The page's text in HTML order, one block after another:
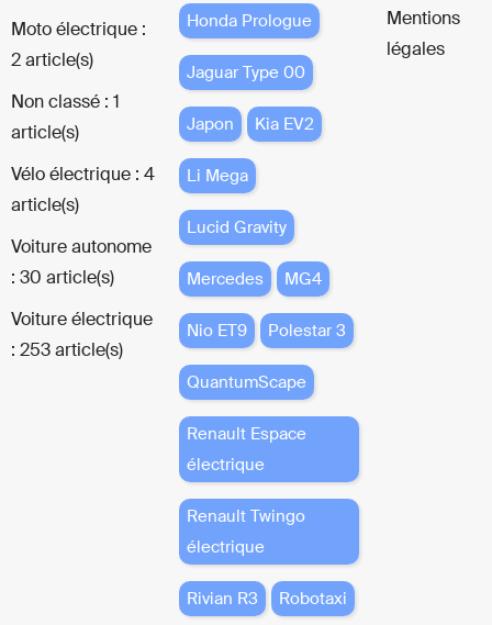
Moto électrique :
2 article(s)
Non classé : 1
article(s)
Vélo électrique : 4
article(s)
Voiture autonome
: 30 article(s)
Voiture électrique
: 253 article(s)
Honda Prologue
Jaguar Type 00
Japon Kia EV2
Li Mega
Lucid Gravity
Mercedes MG4
Nio ET9 Polestar 3
QuantumScape
Renault Espace
électrique
Renault Twingo
électrique
Rivian R3 Robotaxi
Mentions
légales